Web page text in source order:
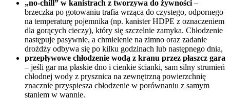
„no-chill” w kanistrach z tworzywa do żywności –
brzeczka po gotowaniu trafia wrząca do czystego, odpornego
na temperaturę pojemnika (np. kanister HDPE z oznaczeniem
dla gorących cieczy), który się szczelnie zamyka. Chłodzenie
następuje pasywnie, a chmielenie na zimno oraz zadanie
drożdży odbywa się po kilku godzinach lub następnego dnia,
przepływowe chłodzenie wodą z kranu przez płaszcz gara
– jeśli gar ma płaskie dno i cienkie ścianki, sam silny strumień
chłodnej wody z prysznica na zewnętrzną powierzchnię
znacznie przyspiesza chłodzenie w porównaniu z samym
staniem w wannie.